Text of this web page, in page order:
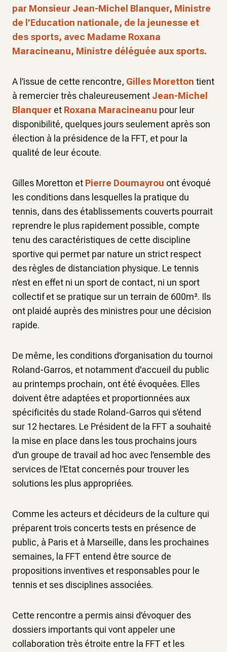
par Monsieur Jean-Michel Blanquer, Ministre
de l’Education nationale, de la jeunesse et
des sports, avec Madame Roxana
Maracineanu, Ministre déléguée aux sports.
A l’issue de cette rencontre, Gilles Moretton tient
à remercier très chaleureusement Jean-Michel
Blanquer et Roxana Maracineanu pour leur
disponibilité, quelques jours seulement après son
élection à la présidence de la FFT, et pour la
qualité de leur écoute.
Gilles Moretton et Pierre Doumayrou ont évoqué
les conditions dans lesquelles la pratique du
tennis, dans des établissements couverts pourrait
reprendre le plus rapidement possible, compte
tenu des caractéristiques de cette discipline
sportive qui permet par nature un strict respect
des règles de distanciation physique. Le tennis
n’est en effet ni un sport de contact, ni un sport
collectif et se pratique sur un terrain de 600m². Ils
ont plaidé auprès des ministres pour une décision
rapide.
De même, les conditions d’organisation du tournoi
Roland-Garros, et notamment d’accueil du public
au printemps prochain, ont été évoquées. Elles
doivent être adaptées et proportionnées aux
spécificités du stade Roland-Garros qui s’étend
sur 12 hectares. Le Président de la FFT a souhaité
la mise en place dans les tous prochains jours
d’un groupe de travail ad hoc avec l’ensemble des
services de l’Etat concernés pour trouver les
solutions les plus appropriées.
Comme les acteurs et décideurs de la culture qui
préparent trois concerts tests en présence de
public, à Paris et à Marseille, dans les prochaines
semaines, la FFT entend être source de
propositions inventives et responsables pour le
tennis et ses disciplines associées.
Cette rencontre a permis ainsi d’évoquer des
dossiers importants qui vont appeler une
collaboration très étroite entre la FFT et les